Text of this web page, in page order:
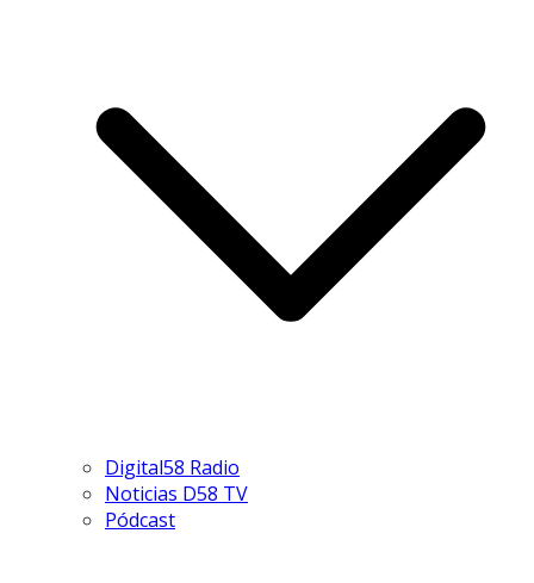
Digital58 Radio
Noticias D58 TV
Pódcast